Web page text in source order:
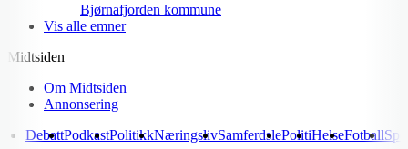
Bjørnafjorden kommune
Vis alle emner
Midtsiden
Om Midtsiden
Annonsering
DebattPodkastPolitikkNæringslivSamferdslePolitiHelseFotball